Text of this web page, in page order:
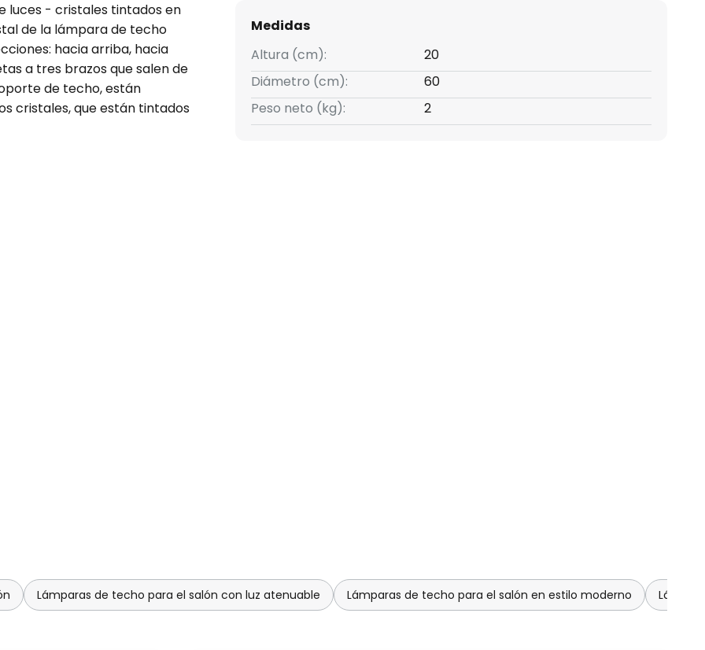
luces - cristales tintados en
de la lámpara de techo
hacia arriba, hacia
a tres brazos que salen de
de techo, están
cristales, que están tintados
cristales garantiza un efecto
el mundo se sienta como en
aún más el eficaz efecto de
Medidas
Altura (cm):
20
Diámetro (cm):
60
Peso neto (kg):
2
Lámparas de techo para el salón con luz atenuable Lámparas de techo para el salón en estilo moderno